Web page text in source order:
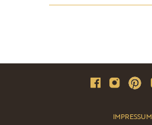
IMPRESSUM